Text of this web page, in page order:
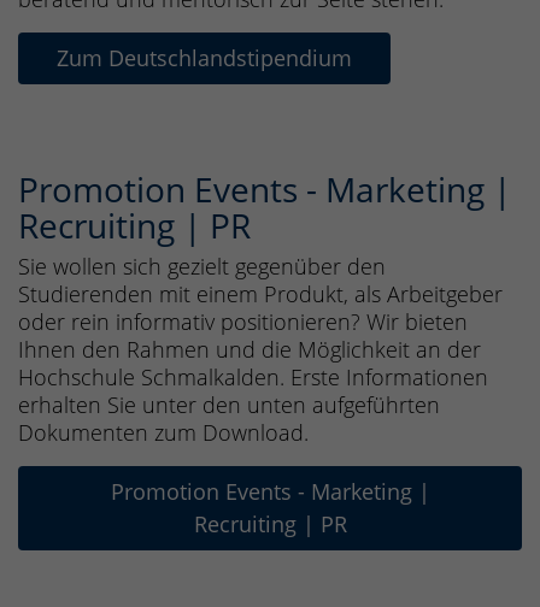
Zum Deutschlandstipendium
Promotion Events - Marketing |
Recruiting | PR
Sie wollen sich gezielt gegenüber den
Studierenden mit einem Produkt, als Arbeitgeber
oder rein informativ positionieren? Wir bieten
Ihnen den Rahmen und die Möglichkeit an der
Hochschule Schmalkalden. Erste Informationen
erhalten Sie unter den unten aufgeführten
Dokumenten zum Download.
Promotion Events - Marketing |
Recruiting | PR